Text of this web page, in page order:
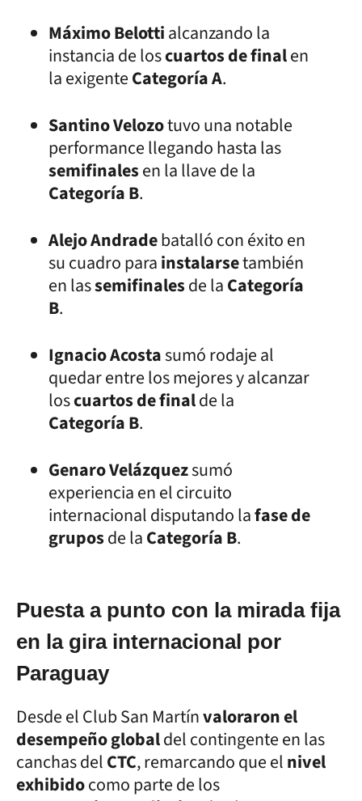
Máximo Belottialcanzando la
instancia de loscuartos de finalen
la exigenteCategoría A.
Santino Velozotuvo una notable
performance llegando hasta las
semifinalesen la llave de la
Categoría B.
Alejo Andradebatalló con éxito en
su cuadro parainstalarsetambién
en lassemifinalesde laCategoría
B.
Ignacio Acostasumó rodaje al
quedar entre los mejores y alcanzar
loscuartos de finalde la
Categoría B.
Genaro Velázquezsumó
experiencia en el circuito
internacional disputando lafase de
gruposde laCategoría B.
Puesta a punto con la mirada fija
en la gira internacional por
Paraguay
Desde el Club San Martínvaloraron el
desempeño globaldel contingente en las
canchas delCTC, remarcando que elnivel
exhibidocomo parte de los